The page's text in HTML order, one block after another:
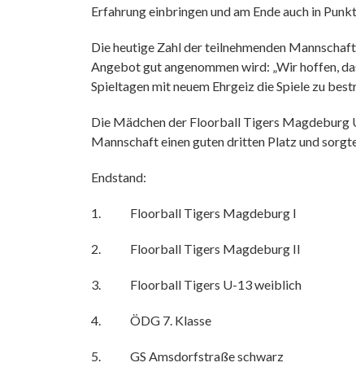
Erfahrung einbringen und am Ende auch in
Die heutige Zahl der teilnehmenden
Angebot gut angenommen wird: „Wir hoffen,
Spieltagen mit neuem Ehrgeiz die Spiele zu
Die Mädchen der Floorball Tigers Magdeburg
Mannschaft einen guten dritten Platz und
Endstand:
1. Floorball Tigers Magdeburg I
2. Floorball Tigers Magdeburg II
3. Floorball Tigers U-13 weiblich
4. ÖDG 7. Klasse
5. GS Amsdorfstraße schwarz